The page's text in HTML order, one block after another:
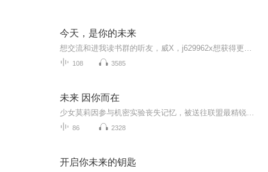
今天，是你的未来
108 3585
未来 因你而在
86 2328
开启你未来的钥匙